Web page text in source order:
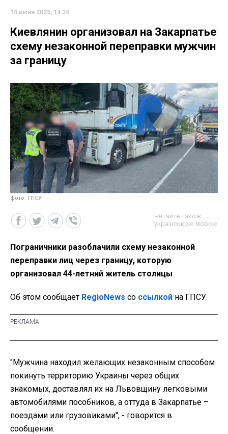
14 июня 2025, 14:24
Киевлянин организовал на Закарпатье
схему незаконной переправки мужчин
за границу
фото: ГПСУ
Читайте також
українською мовою
Пограничники разоблачили схему незаконной
переправки лиц через границу, которую
организовал 44-летний житель столицы
Об этом сообщает RegioNews со ссылкой на ГПСУ.
"Мужчина находил желающих незаконным способом
покинуть территорию Украины через общих
знакомых, доставлял их на Львовщину легковыми
автомобилями пособников, а оттуда в Закарпатье –
поездами или грузовиками", - говорится в
сообщении.